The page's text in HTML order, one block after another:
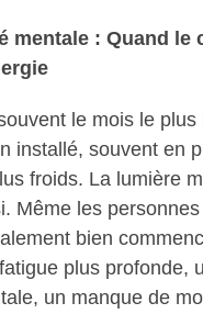
mentale : Quand le
le mois le plus
installé, souvent en
froids. La lumière
Même les
bien
plus profonde,
un manque de